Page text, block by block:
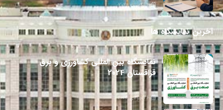
6 آگوست 2026
آخرین نمایشگاه ها
نمایشگاه بین المللی کشاورزی و برق
قزاقستان 2024
26 جولای 2024